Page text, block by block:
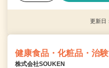
更新日
健康食品・化粧品・治
株式会社SOUKEN